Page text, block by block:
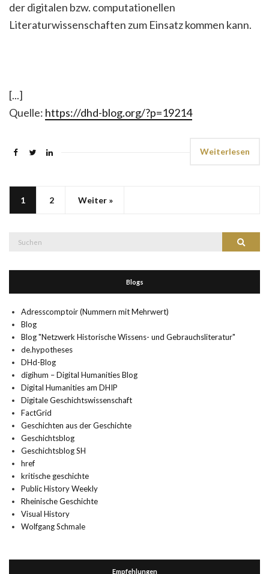
der digitalen bzw. computationellen
Literaturwissenschaften zum Einsatz kommen kann.
[...]
Quelle: https://dhd-blog.org/?p=19214
Weiterlesen
1 2 Weiter »
Suchen
Blogs
Adresscomptoir (Nummern mit Mehrwert)
Blog
Blog "Netzwerk Historische Wissens- und Gebrauchsliteratur"
de.hypotheses
DHd-Blog
digihum – Digital Humanities Blog
Digital Humanities am DHIP
Digitale Geschichtswissenschaft
FactGrid
Geschichten aus der Geschichte
Geschichtsblog
Geschichtsblog SH
href
kritische geschichte
Public History Weekly
Rheinische Geschichte
Visual History
Wolfgang Schmale
Empfehlungen